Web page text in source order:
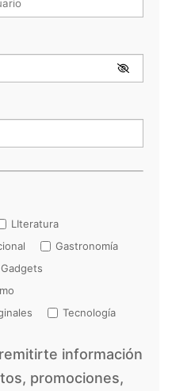
LIteratura
Gastronomía
Gadgets
Tecnología
información
promociones,